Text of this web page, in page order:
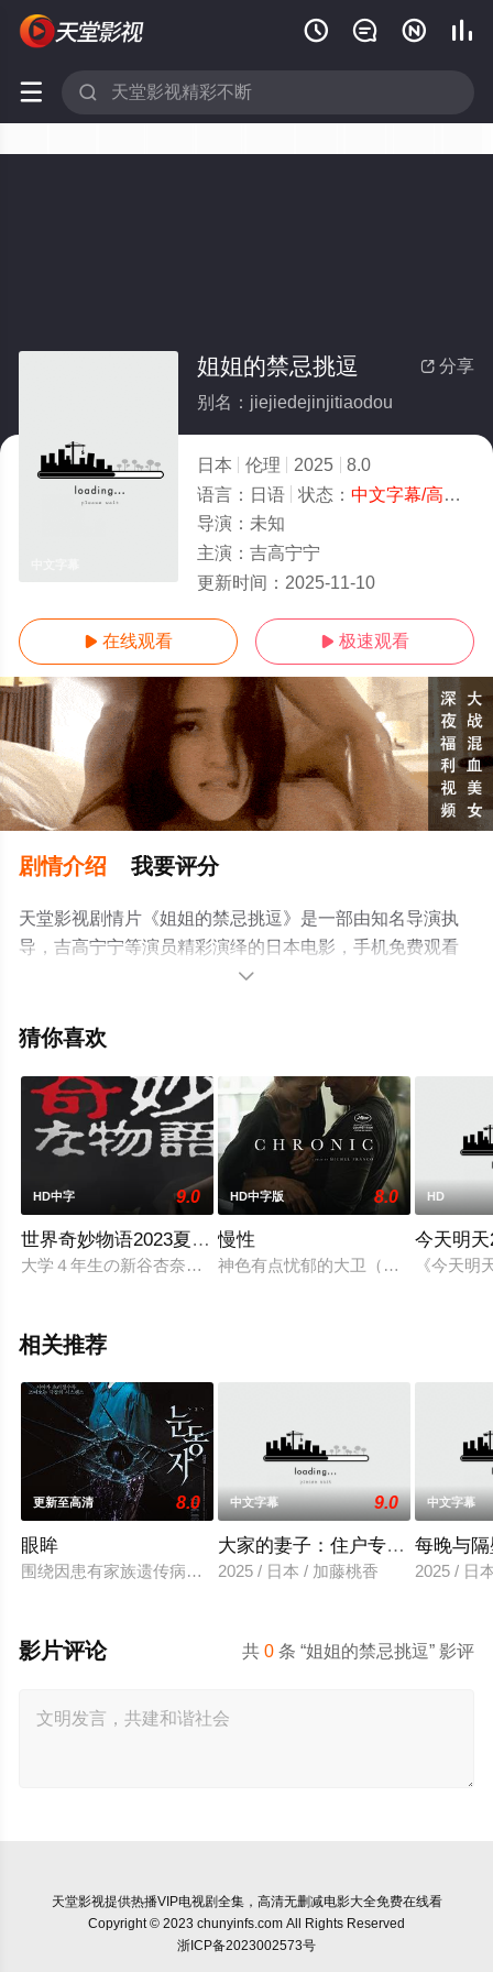
   
 
 分享
姐姐的禁忌挑逗
别名：jiejiedejinjitiaodou
日本 伦理 2025
8.0
语言： 日语 状态： 中文字幕/高清
导演： 未知
主演： 吉高宁宁
更新时间： 2025-11-10
 在线观看  极速观看
剧情介绍 我要评分
天堂影视剧情片《姐姐的禁忌挑逗》是一部由知名导演执
导，吉高宁宁等演员精彩演绎的日本电影，手机免费观看
高清未删减完整版电影大全就上天堂电影网，更多相关信

猜你喜欢
HD中字 9.0
世界奇妙物语2023夏季特别篇
大学４年生の新谷杏奈（池田エライザ）はいつも通り授業を
HD中字版 8.0
慢性
神色有点忧郁的大卫（蒂姆·罗斯饰
HD
今天明天
《今天明
相关推荐
更新至高清 8.0
眼眸
围绕因患有家族遗传病而导致视力逐渐丧失的摄影师瑞真展开
中文字幕 9.0
大家的妻子：住户专用洞口
2025 / 日本 / 加藤桃香
中文字幕
每晚与
2025 / 日
共0 条 “姐姐的禁忌挑逗” 影评
影片评论
天堂影视提供热播VIP电视剧全集，高清无删减电影大全免费在线看
Copyright © 2023 chunyinfs.com All Rights Reserved
浙ICP备2023002573号